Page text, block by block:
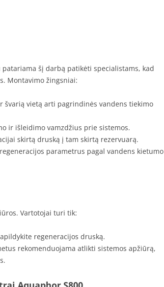
šį darbą patikėti specialistams, kad
Montavimo žingsniai:
švarią vietą arti pagrindinės vandens tiekimo
ir išleidimo vamzdžius prie sistemos.
skirtą druską į tam skirtą rezervuarą.
parametrus pagal vandens kietumo
Vartotojai turi tik:
regeneracijos druską.
rekomenduojama atlikti sistemos apžiūrą,